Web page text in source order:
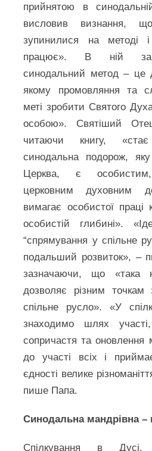
прийнятою в
висловив визнання,
зупинилися на методі
працює». В ній
синодальний метод – це
якому промовляння та
меті зробити Святого
особою». Святіший
читаючи книгу,
синодальна подорож,
Церква, є
церковним духовним
вимагає особистої праці
особистій глибині».
“спрямування у спільне
подальший розвиток», –
зазначаючи, що «така
дозволяє різним точкам
спільне русло». «У
знаходимо шлях
сопричастя та оновлення
до участі всіх і
єдності велике
пише Папа.
Синодальна мандрівна –
Спілкування в Дусі,